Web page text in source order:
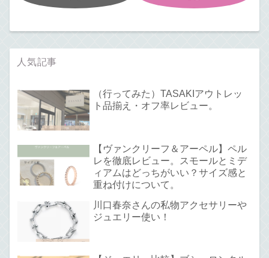
人気記事
（行ってみた）TASAKIアウトレッ
ト品揃え・オフ率レビュー。
【ヴァンクリーフ＆アーペル】ペル
レを徹底レビュー。スモールとミデ
ィアムはどっちがいい？サイズ感と
重ね付けについて。
川口春奈さんの私物アクセサリーや
ジュエリー使い！